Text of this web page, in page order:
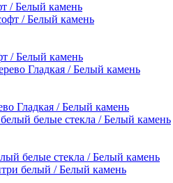
/ Белый камень
/ Белый камень
Гладкая / Белый камень
белые стекла / Белый камень